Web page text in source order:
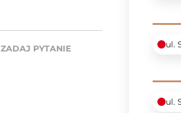
ZADAJ PYTANIE ul.
ul.